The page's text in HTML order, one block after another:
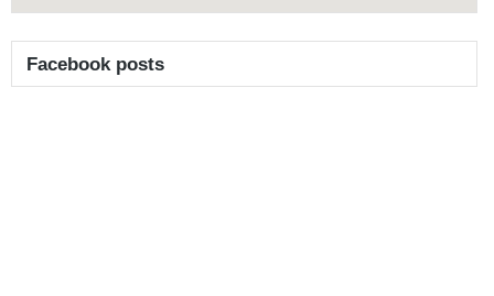
Facebook posts